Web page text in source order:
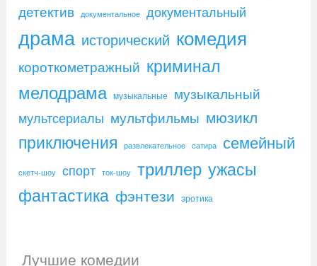
детектив документальное документальный
драма исторический комедия
короткометражный криминал
мелодрама музыкальные музыкальный
мультсериалы мультфильмы мюзикл
приключения развлекательное сатира семейный
скетч-шоу спорт ток-шоу триллер ужасы
фантастика фэнтези эротика
Лучшие комедии